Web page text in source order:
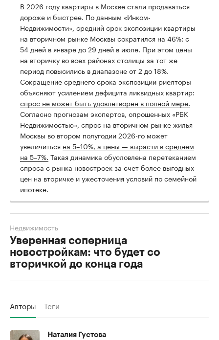
В 2026 году квартиры в Москве стали продаваться
дороже и быстрее. По данным «Инком-
Недвижимости», средний срок экспозиции квартиры
на вторичном рынке Москвы сократился на 46%: с
54 дней в январе до 29 дней в июле. При этом цены
на вторичку во всех районах столицы за тот же
период повысились в диапазоне от 2 до 18%.
Сокращение среднего срока экспозиции риелторы
объясняют усилением дефицита ликвидных квартир:
спрос не может быть удовлетворен в полной мере.
Согласно прогнозам экспертов, опрошенных «РБК
Недвижимостью», спрос на вторичном рынке жилья
Москвы во втором полугодии 2026-го может
увеличиться на 5–10%, а цены — вырасти в среднем
на 5–7%. Такая динамика обусловлена перетеканием
спроса с рынка новостроек за счет более выгодных
цен на вторичке и ужесточения условий по семейной
ипотеке.
Уверенная соперница
новостройкам: что будет со
вторичкой до конца года
Недвижимость
Авторы Теги
Наталия Густова